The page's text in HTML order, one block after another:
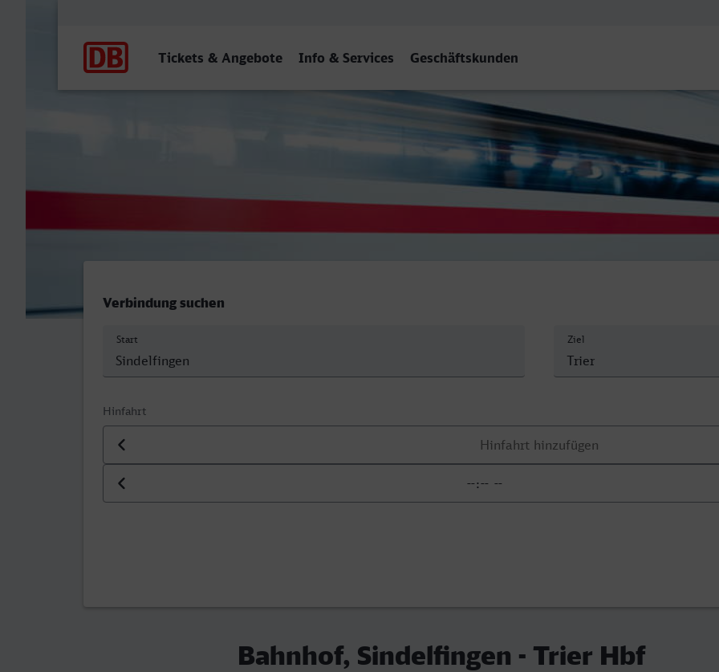
Tickets & Angebote Info & Services Geschäftskunden
Bahnhof, Sindelfingen - Trier Hbf
Verbindung suchen
Start Ziel
Hinfahrt
Datum der Hinfahrt
Uhrzeit der Hinfahrt
Bahnhof, Sindelfingen - Trier Hbf